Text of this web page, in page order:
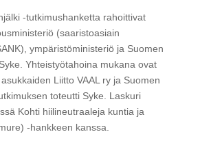
-tutkimushanketta rahoittivat
(saaristoasiain
ympäristöministeriö ja Suomen
Yhteistyötahoina mukana ovat
Liitto VAAL ry ja Suomen
toteutti Syke. Laskuri
Kohti hiilineutraaleja kuntia ja
-hankkeen kanssa.